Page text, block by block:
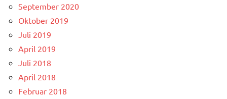
September 2020
Oktober 2019
Juli 2019
April 2019
Juli 2018
April 2018
Februar 2018